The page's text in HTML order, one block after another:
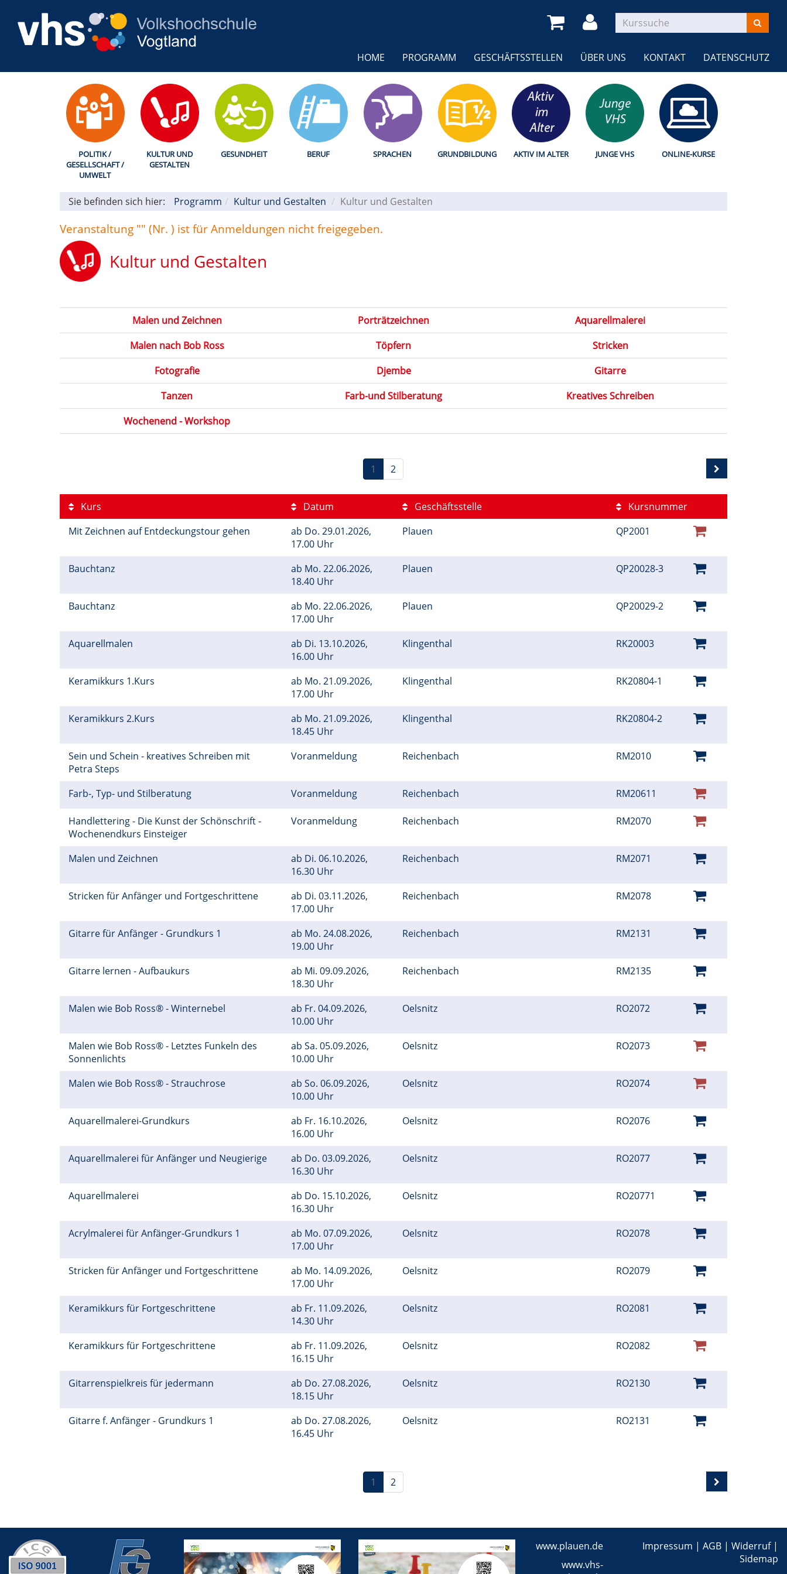
HOME PROGRAMM GESCHÄFTSSTELLEN ÜBER UNS KONTAKT DATENSCHUTZ
POLITIK /
GESELLSCHAFT /
UMWELT
KULTUR UND
GESTALTEN
GESUNDHEIT BERUF SPRACHEN GRUNDBILDUNG AKTIV IM ALTER JUNGE VHS ONLINE-KURSE
Sie befinden sich hier: Programm Kultur und Gestalten Kultur und Gestalten
Veranstaltung "" (Nr. ) ist für Anmeldungen nicht freigegeben.
Kultur und Gestalten
Malen und Zeichnen Porträtzeichnen
Aquarellmalerei
Malen nach Bob Ross
Töpfern
Stricken
Fotografie
Djembe
Gitarre
Tanzen
Farb-und Stilberatung
Kreatives Schreiben
Wochenend - Workshop
1 2
Kurs Datum Geschäftsstelle
Kursnummer
Mit Zeichnen auf Entdeckungstour gehen
ab Do. 29.01.2026,
17.00 Uhr
Plauen QP2001
Bauchtanz ab Mo. 22.06.2026,
18.40 Uhr
Plauen QP20028-3
Bauchtanz ab Mo. 22.06.2026,
17.00 Uhr
Plauen QP20029-2
Aquarellmalen ab Di. 13.10.2026,
16.00 Uhr
Klingenthal RK20003
Keramikkurs 1.Kurs ab Mo. 21.09.2026,
17.00 Uhr
Klingenthal RK20804-1
Keramikkurs 2.Kurs ab Mo. 21.09.2026,
18.45 Uhr
Klingenthal RK20804-2
Sein und Schein - kreatives Schreiben mit
Petra Steps
Voranmeldung Reichenbach RM2010
Farb-, Typ- und Stilberatung Voranmeldung Reichenbach RM20611
Handlettering - Die Kunst der Schönschrift -
Wochenendkurs Einsteiger
Voranmeldung Reichenbach RM2070
Malen und Zeichnen ab Di. 06.10.2026,
16.30 Uhr
Reichenbach RM2071
Stricken für Anfänger und Fortgeschrittene ab Di. 03.11.2026,
17.00 Uhr
Reichenbach RM2078
Gitarre für Anfänger - Grundkurs 1 ab Mo. 24.08.2026,
19.00 Uhr
Reichenbach RM2131
Gitarre lernen - Aufbaukurs ab Mi. 09.09.2026,
18.30 Uhr
Reichenbach RM2135
Malen wie Bob Ross® - Winternebel ab Fr. 04.09.2026,
10.00 Uhr
Oelsnitz RO2072
Malen wie Bob Ross® - Letztes Funkeln des
Sonnenlichts
ab Sa. 05.09.2026,
10.00 Uhr
Oelsnitz RO2073
Malen wie Bob Ross® - Strauchrose ab So. 06.09.2026,
10.00 Uhr
Oelsnitz RO2074
Aquarellmalerei-Grundkurs ab Fr. 16.10.2026,
16.00 Uhr
Oelsnitz RO2076
Aquarellmalerei für Anfänger und Neugierige ab Do. 03.09.2026,
16.30 Uhr
Oelsnitz RO2077
Aquarellmalerei ab Do. 15.10.2026,
16.30 Uhr
Oelsnitz RO20771
Acrylmalerei für Anfänger-Grundkurs 1 ab Mo. 07.09.2026,
17.00 Uhr
Oelsnitz RO2078
Stricken für Anfänger und Fortgeschrittene ab Mo. 14.09.2026,
17.00 Uhr
Oelsnitz RO2079
Keramikkurs für Fortgeschrittene ab Fr. 11.09.2026,
14.30 Uhr
Oelsnitz RO2081
Keramikkurs für Fortgeschrittene ab Fr. 11.09.2026,
16.15 Uhr
Oelsnitz RO2082
Gitarrenspielkreis für jedermann ab Do. 27.08.2026,
18.15 Uhr
Oelsnitz RO2130
Gitarre f. Anfänger - Grundkurs 1 ab Do. 27.08.2026,
16.45 Uhr
Oelsnitz RO2131
1 2
www.plauen.de
www.vhs-
Impressum | AGB| Widerruf|
Sidemap